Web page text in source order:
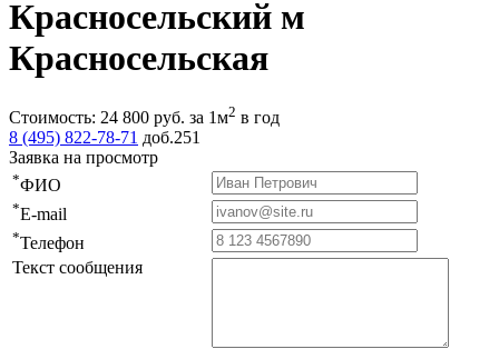
Красносельский м
Красносельская
Стоимость: 24 800 руб. за 1м2 в год
8 (495) 822-78-71 доб.251
Заявка на просмотр
*ФИО
*E-mail
*Телефон
Текст сообщения